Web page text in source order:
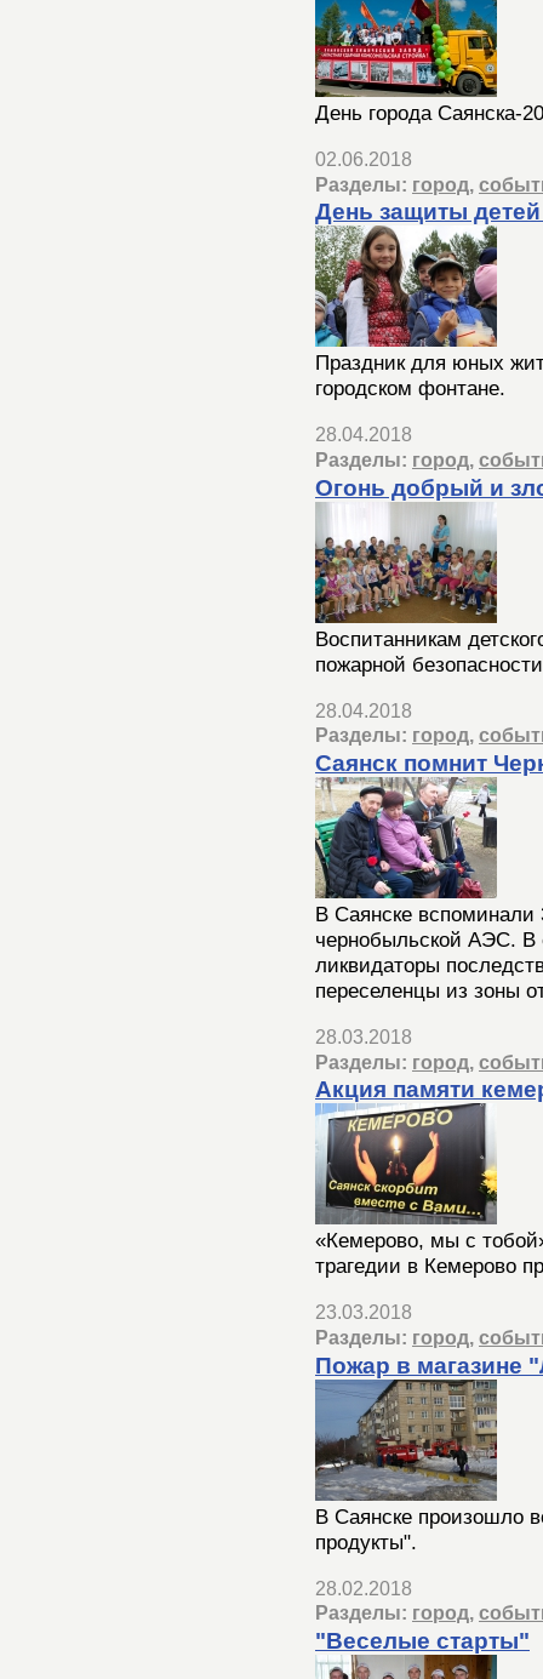
День города Саянска-
02.06.2018
Разделы: город,
День защиты
Праздник для юных
городском фонтане.
28.04.2018
Разделы: город,
Огонь добрый и
Воспитанникам
пожарной
28.04.2018
Разделы: город,
Саянск помнит
В Саянске
чернобыльской АЭС. В
ликвидаторы
переселенцы из зоны
28.03.2018
Разделы: город,
Акция памяти
«Кемерово, мы с
трагедии в Кемерово
23.03.2018
Разделы: город,
Пожар в магазине
В Саянске произошло
продукты".
28.02.2018
Разделы: город,
"Веселые старты"